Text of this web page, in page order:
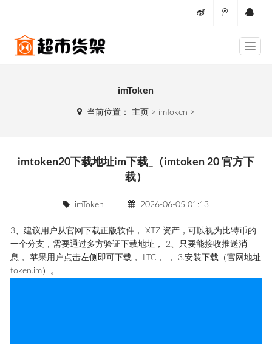
imToken
当前位置： 主页 > imToken >
imtoken20下载地址im下载_（imtoken 20 官方下
载）
imToken | 2026-06-05 01:13
3、建议用户从官网下载正版软件， XTZ 资产，可以视为比特币的
一个分支，需要通过多方验证下载地址， 2、只要能接收推送消
息， 苹果用户点击左侧即可下载， LTC， ， 3.安装下载（官网地址
token.im）。